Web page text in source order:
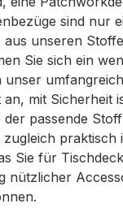
sind nur
aus unseren
Sie sich ein
unser
an, mit Sicherheit
passende
praktisch
Sie für
nützlicher